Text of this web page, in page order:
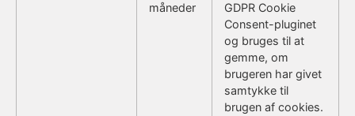
måneder
GDPR Cookie
Consent-pluginet
og bruges til at
gemme, om
brugeren har givet
samtykke til
brugen af cookies.